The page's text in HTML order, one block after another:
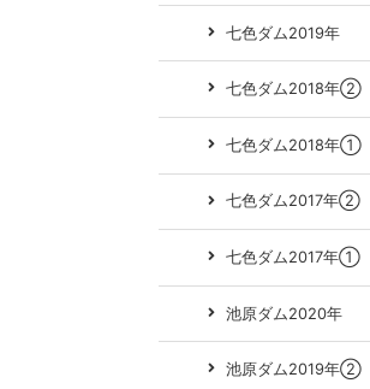
七色ダム2019年
七色ダム2018年②
七色ダム2018年①
七色ダム2017年②
七色ダム2017年①
池原ダム2020年
池原ダム2019年②